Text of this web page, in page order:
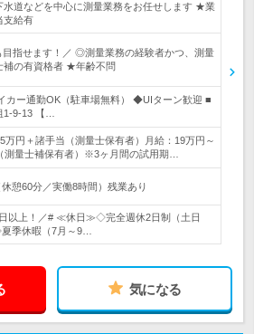
水道などを中心に測量業務をお任せします ★業
支給有
目指せます！／ ◎測量業務の経験者かつ、測量
補の有資格者 ★年齢不問
ー通勤OK（駐車場無料） ◆UIターン歓迎 ■
1-9-13 【…
万円＋諸手当（測量士保有者）月給：19万円～
測量士補保有者）※3ヶ月間の試用期…
憩60分／実働8時間）残業あり
以上！／# ≪休日≫◇完全週休2日制（土日
季休暇（7月～9…
気になる